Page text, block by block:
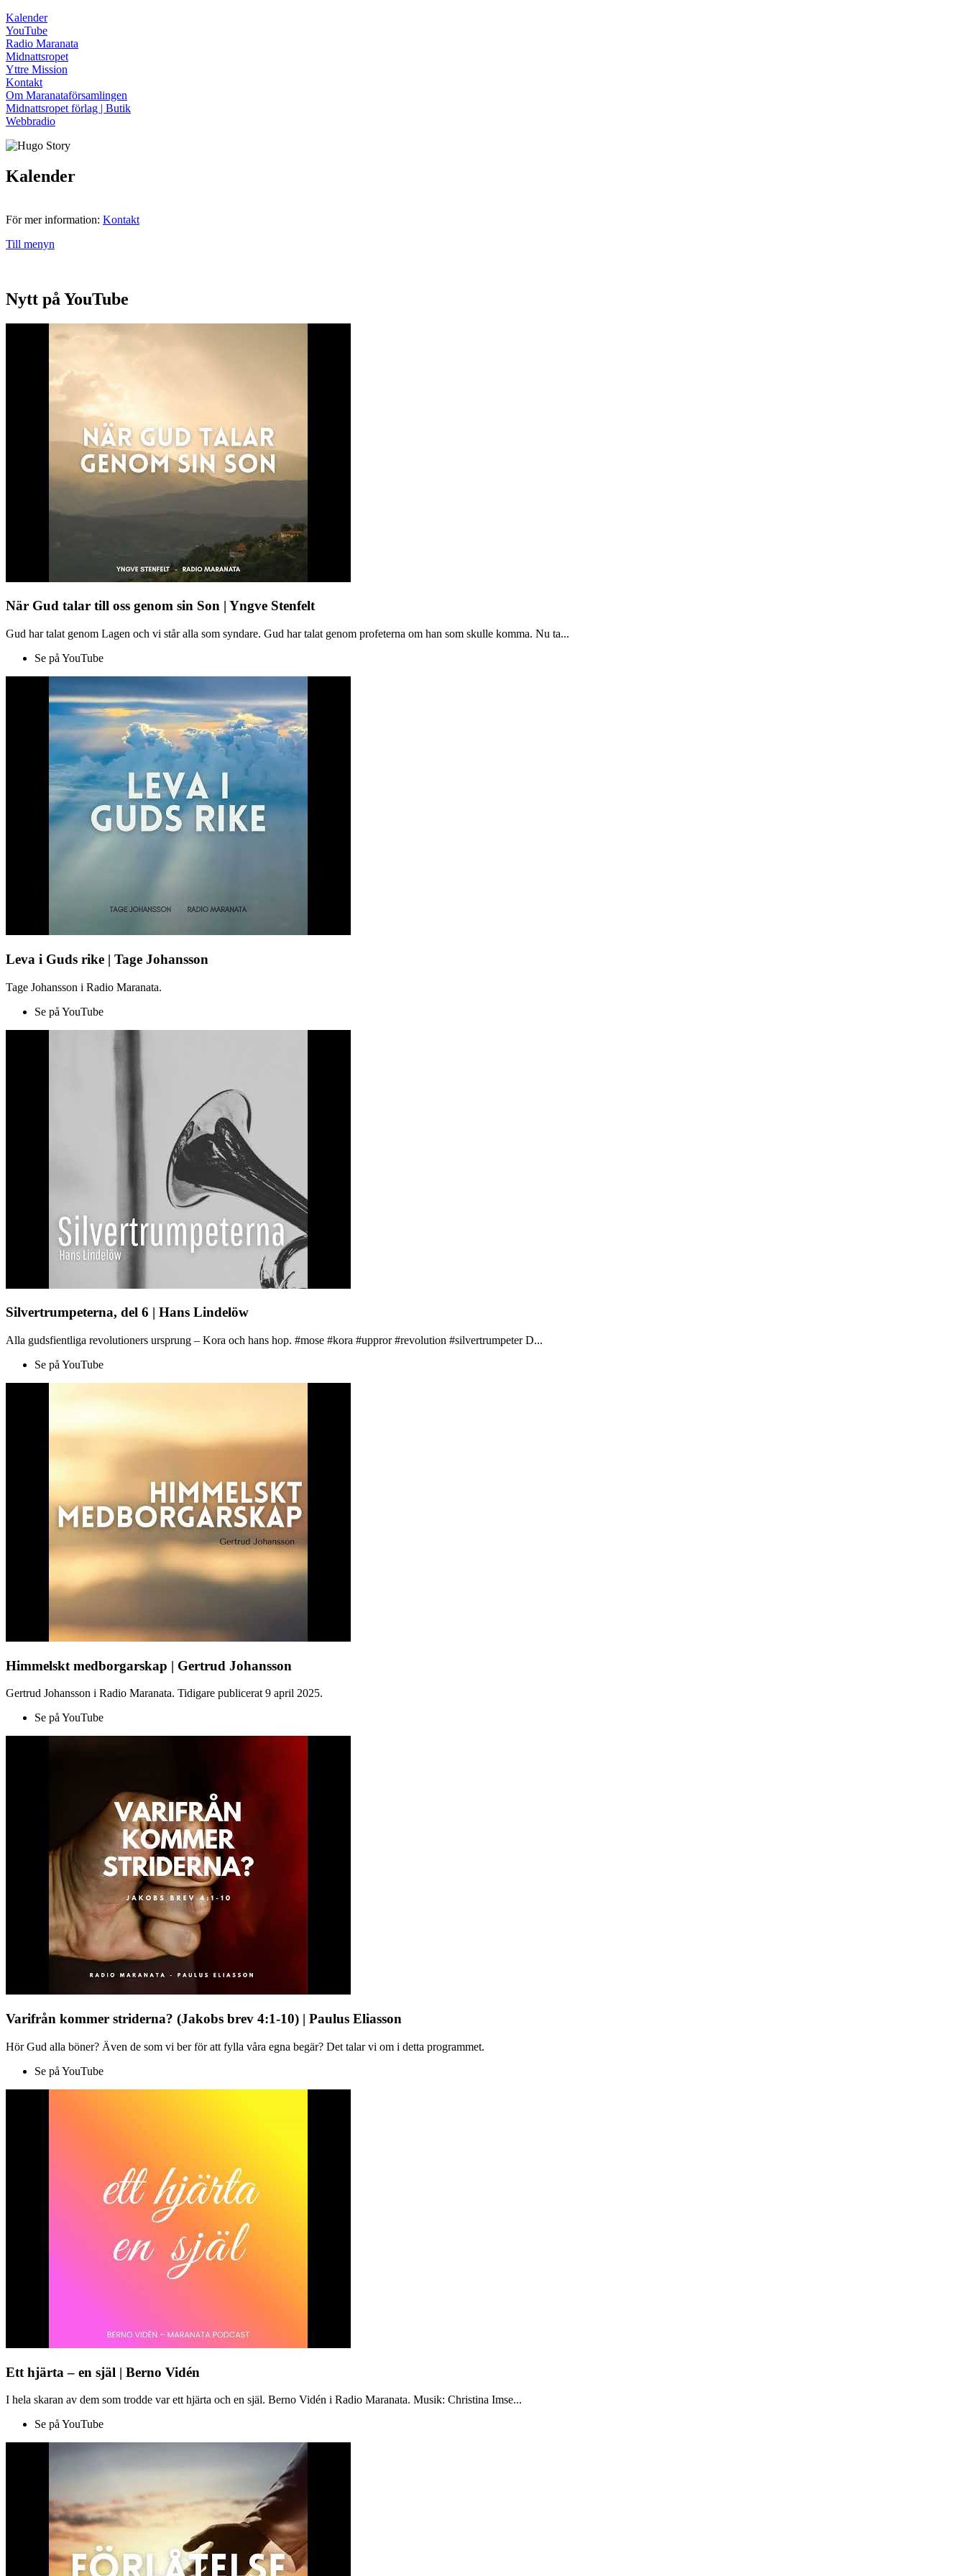
Kalender
YouTube
Radio Maranata
Midnattsropet
Yttre Mission
Kontakt
Om Maranataförsamlingen
Midnattsropet förlag | Butik
Webbradio
Kalender
För mer information: Kontakt
Till menyn
Nytt på YouTube
När Gud talar till oss genom sin Son | Yngve Stenfelt
Gud har talat genom Lagen och vi står alla som syndare. Gud har talat genom profeterna om han som skulle komma. Nu ta...
Se på YouTube
Leva i Guds rike | Tage Johansson
Tage Johansson i Radio Maranata.
Se på YouTube
Silvertrumpeterna, del 6 | Hans Lindelöw
Alla gudsfientliga revolutioners ursprung – Kora och hans hop. #mose #kora #uppror #revolution #silvertrumpeter D...
Se på YouTube
Himmelskt medborgarskap | Gertrud Johansson
Gertrud Johansson i Radio Maranata. Tidigare publicerat 9 april 2025.
Se på YouTube
Varifrån kommer striderna? (Jakobs brev 4:1-10) | Paulus Eliasson
Hör Gud alla böner? Även de som vi ber för att fylla våra egna begär? Det talar vi om i detta programmet.
Se på YouTube
Ett hjärta – en själ | Berno Vidén
I hela skaran av dem som trodde var ett hjärta och en själ. Berno Vidén i Radio Maranata. Musik: Christina Imse...
Se på YouTube